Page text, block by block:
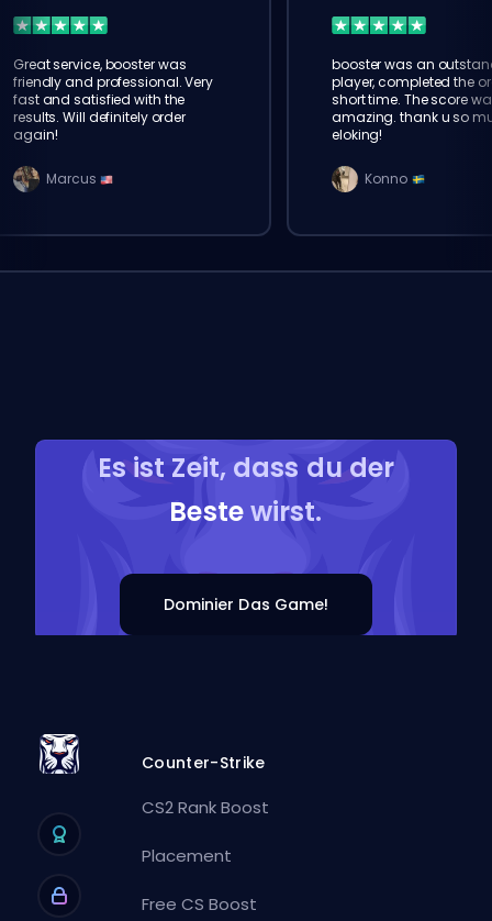
Great service, booster was
friendly and professional. Very
fast and satisfied with the
results. Will definitely order
again!
Marcus
booster was an
player, completed the
short time. The score
amazing. thank u so
eloking!
Konno
Es ist Zeit, dass du der
Bestewirst.
Dominier Das Game!
Counter-Strike
CS2 Rank Boost
Placement
Free CS Boost